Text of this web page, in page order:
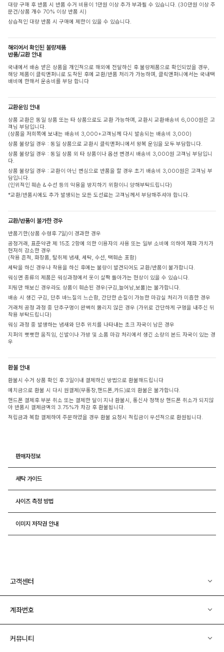
대량 구매 후 반품 시 반품 수거 비용이 1만원 이상 추가 부과될 수 있습니다. (30만원 이상 주
문건/상품 개수 70% 이상 반품 시)
상습적인 대량 반품 시 구매에 제한이 있을 수 있습니다.
해외에서 확인된 불량제품
반품/교환 안내
국내에서 배송 받은 상품을 개인적으로 해외에 전달하신 후 불량제품으로 확인되었을 경우,
해당 제품이 클릭앤퍼니로 도착된 후에 교환/반품 처리가 가능하며, 클릭앤퍼니에서는 국내택
배비에 한해서 운송비를 부담 합니다
교환운임 안내
상품 교환은 동일 상품 또는 타 상품으로도 교환 가능하며, 교환시 교환배송비 6,000원은 고
객님 부담입니다.
(상품을 저희쪽에 보내는 배송비 3,000+고객님께 다시 발송되는 배송비 3,000)
상품 불량일 경우 : 동일 상품으로 교환시 클릭앤퍼니에서 왕복 운임을 모두 부담합니다.
상품 불량일 경우 : 동일 상품 외 타 상품이나 옵션 변경시 배송비 3,000원 고객님 부담입니
다.
상품 불량일 경우 : 교환이 아닌 변심으로 반품을 할 경우 초기 배송비 3,000원은 고객님 부
담입니다.
(인위적인 훼손 & 수선 등의 악용을 방지하기 위함이니 양해부탁드립니다)
*교환/반품시에도 추가 발생되는 모든 도선료는 고객님께서 부담해주셔야 합니다.
교환/반품이 불가한 경우
반품기한(상품 수령후 7일)이 경과한 경우
공정거래, 표준약관 제 15조 2항에 의한 이용자의 사용 또는 일부 소비에 의하여 재화 가치가
현저히 감소한 경우
(착용 흔적, 화장품, 탈취제 냄새, 세탁, 수선, 택훼손 포함)
세탁을 하신 경우나 착용을 하신 후에는 불량이 발견되어도 교환/반품이 불가합니다.
워싱면 종류의 제품은 워싱과정에서 옷이 살짝 돌아가는 현상이 있을 수 있습니다.
피팅만 해보신 경우라도 상품이 훼손된 경우(구김,늘어남,보풀)는 불가합니다.
배송 시 생긴 구김, 단추 바느질의 느슨함, 간단한 손질이 가능한 마감실 처리가 미흡한 경우
거래처 공정 과정 중 단추구멍이 완벽히 뚫리지 않은 경우 (가위로 간단하게 구멍을 내주신 뒤
착용 부탁드립니다)
워싱 과정 중 발생하는 냄새와 단추 위치를 나타내는 초크 자국이 남은 경우
지퍼의 뻣뻣한 움직임, 신발이나 가방 및 소품 마감 처리에서 생긴 소량의 본드 자국이 있는 경
우
환불 안내
환불시 수거 상품 확인 후 3일이내 결제하신 방법으로 환불해드립니다
예치금으로 환불 시 다시 원결제(무통장,핸드폰,카드)로의 환불은 불가합니다.
핸드폰 결제후 부분 취소 또는 결제한 달이 지나 환불시, 통신사 정책상 핸드폰 취소가 되지않
아 반품시 결제금액의 3.75%가 차감 후 환불됩니다.
적립금과 복합 결제하여 주문하였을 경우 환불 요청시 적립금이 우선적으로 환원됩니다.
판매자정보
세탁 가이드
사이즈 측정 방법
이미지 저작권 안내
고객센터
계좌번호
커뮤니티